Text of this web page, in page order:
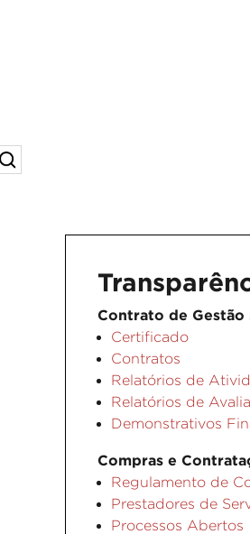
Contrato de Gestão
Certificado
Contratos
Relatórios de
Relatórios de
Demonstrativos
Compras e
Regulamento de
Prestadores de
Processos Abertos